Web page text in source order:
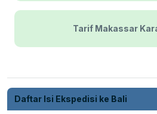
Tarif Makassar
Daftar Isi Ekspedisi ke Bali